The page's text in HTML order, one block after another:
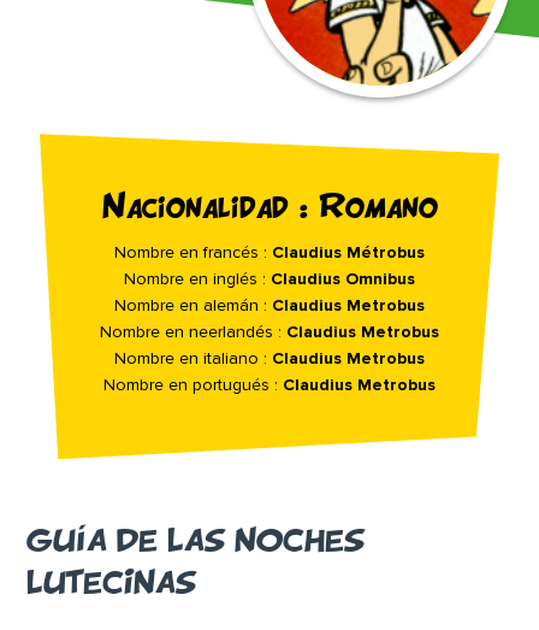
Nacionalidad : Romano
Nombre en francés : Claudius Métrobus
Nombre en inglés : Claudius Omnibus
Nombre en alemán : Claudius Metrobus
Nombre en neerlandés : Claudius Metrobus
Nombre en italiano : Claudius Metrobus
Nombre en portugués : Claudius Metrobus
GUÍA DE LAS NOCHES
LUTECINAS